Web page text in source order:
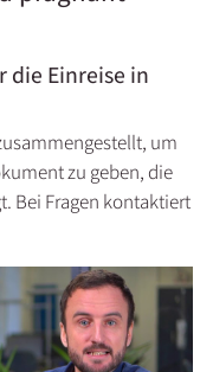
die Einreise in
um
zu geben, die
Bei Fragen kontaktiert